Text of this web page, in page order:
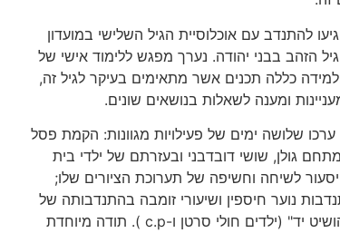
להתנדב עם אוכלוסיית הגיל השלישי במועדון
גיל הזהב בבני יהודה. נערך מפגש ללימוד אישי של
כללה תכנים אשר מתאימים בעיקר לגיל זה,
ומענה לשאלות בנושאים שונים.
שלושה ימים של פעילויות מגוונות: הקמת פסל
גולן, שושי דובדבני ובעזרתם של ילדי בית
לשיחה וחשיפה של תערוכת הציורים שלו;
נוער חיספין ושיעורי זומבה בהתנדבותה של
בת אל רון, לטובת עמותת "להושיט יד" (ילדים חולי סרטן ו-c.p ). תודה מיוחדת